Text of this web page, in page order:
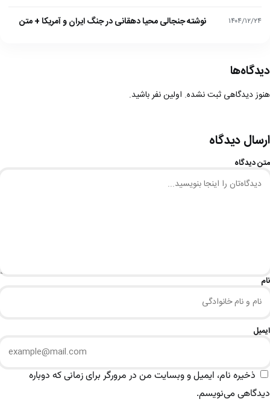
۱۴۰۴/۱۲/۲۴ نوشته جنجالی محیا دهقانی در جنگ ایران و آمریکا + متن
دیدگاه‌ها
هنوز دیدگاهی ثبت نشده. اولین نفر باشید.
ارسال دیدگاه
متن دیدگاه
نام
ایمیل
ذخیره نام، ایمیل و وبسایت من در مرورگر برای زمانی که دوباره
دیدگاهی می‌نویسم.